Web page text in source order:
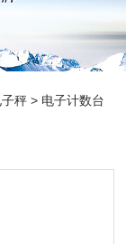
秤 > 电子计数台